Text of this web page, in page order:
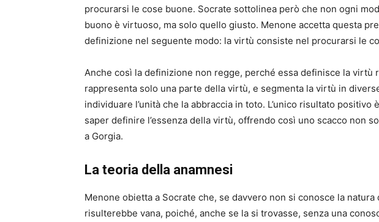
procurarsi le cose buone. Socrate sottolinea però che non ogni
buono è virtuoso, ma solo quello giusto. Menone accetta questa
definizione nel seguente modo: la virtù consiste nel procurarsi le
Anche così la definizione non regge, perché essa definisce la virtù
rappresenta solo una parte della virtù, e segmenta la virtù in
individuare l’unità che la abbraccia in toto. L’unico risultato positivo
saper definire l’essenza della virtù, offrendo così uno scacco non
a Gorgia.
La teoria della anamnesi
Menone obietta a Socrate che, se davvero non si conosce la
risulterebbe vana, poiché, anche se la si trovasse, senza una